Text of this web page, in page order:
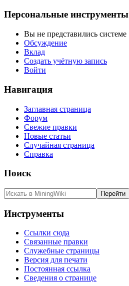
Персональные инструменты
Вы не представились системе
Обсуждение
Вклад
Создать учётную запись
Войти
Навигация
Заглавная страница
Форум
Свежие правки
Новые статьи
Случайная страница
Справка
Поиск
Инструменты
Ссылки сюда
Связанные правки
Служебные страницы
Версия для печати
Постоянная ссылка
Сведения о странице